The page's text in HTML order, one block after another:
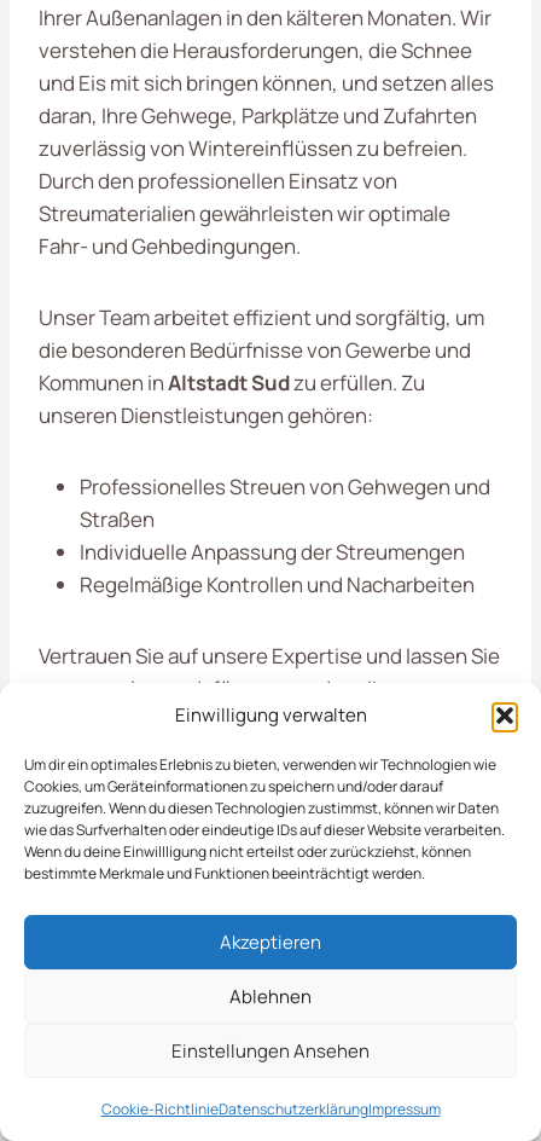
Einwilligung verwalten
Um dir ein optimales Erlebnis zu bieten, verwenden wir Technologien wie
Cookies, um Geräteinformationen zu speichern und/oder darauf
zuzugreifen. Wenn du diesen Technologien zustimmst, können wir Daten
wie das Surfverhalten oder eindeutige IDs auf dieser Website verarbeiten.
Wenn du deine Einwillligung nicht erteilst oder zurückziehst, können
bestimmte Merkmale und Funktionen beeinträchtigt werden.
Akzeptieren
Ablehnen
Einstellungen Ansehen
Cookie-RichtlinieDatenschutzerklärungImpressum
Ihrer Außenanlagen in den kälteren Monaten. Wir
verstehen die Herausforderungen, die Schnee
und Eis mit sich bringen können, und setzen alles
daran, Ihre Gehwege, Parkplätze und Zufahrten
zuverlässig von Wintereinflüssen zu befreien.
Durch den professionellen Einsatz von
Streumaterialien gewährleisten wir optimale
Fahr- und Gehbedingungen.
Unser Team arbeitet effizient und sorgfältig, um
die besonderen Bedürfnisse von Gewerbe und
Kommunen inAltstadt Sudzu erfüllen. Zu
unseren Dienstleistungen gehören:
Professionelles Streuen von Gehwegen und
Straßen
Individuelle Anpassung der Streumengen
Regelmäßige Kontrollen und Nacharbeiten
Vertrauen Sie auf unsere Expertise und lassen Sie
uns gemeinsam dafür sorgen, dass Ihre
Außenanlagen auch im Winter sicher und
zugänglich bleiben.
Leistungsumfang Des
Streudienstes
Der Streudienst in Altstadt Sud bietet eine
Vielzahl von Leistungen, die darauf abzielen, die
Wintermonate sicher und begehbar zu halten.